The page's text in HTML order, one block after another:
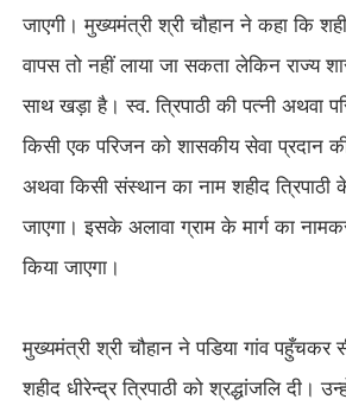
जाएगी। मुख्यमंत्री श्री चौहान ने कहा कि
वापस तो नहीं लाया जा सकता लेकिन राज्य
साथ खड़ा है। स्व. त्रिपाठी की पत्नी अथवा
किसी एक परिजन को शासकीय सेवा प्रदान की
अथवा किसी संस्थान का नाम शहीद त्रिपाठी
जाएगा। इसके अलावा ग्राम के मार्ग का
किया जाएगा।
मुख्यमंत्री श्री चौहान ने पडिया गांव
शहीद धीरेन्द्र त्रिपाठी को श्रद्धांजलि दी।